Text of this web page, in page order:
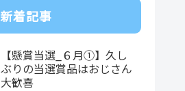
新着記事
【懸賞当選_６月①】久し
ぶりの当選賞品はおじさん
大歓喜